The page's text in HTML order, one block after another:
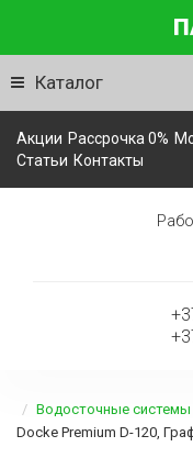
Каталог
Акции Рассрочка 0%
Статьи Контакты
Водосточные
Docke Premium D-120,